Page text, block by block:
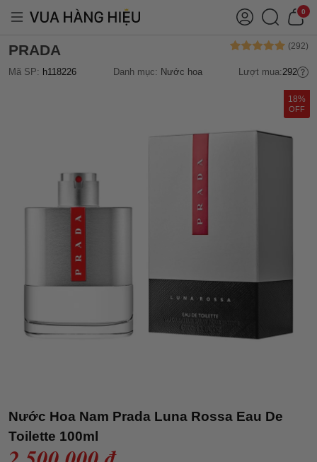
0
PRADA
Mã SP: h118226 Danh mục: Nước hoa Lượt mua:292
18%
OFF
Nước Hoa Nam Prada Luna Rossa Eau De
Toilette 100ml